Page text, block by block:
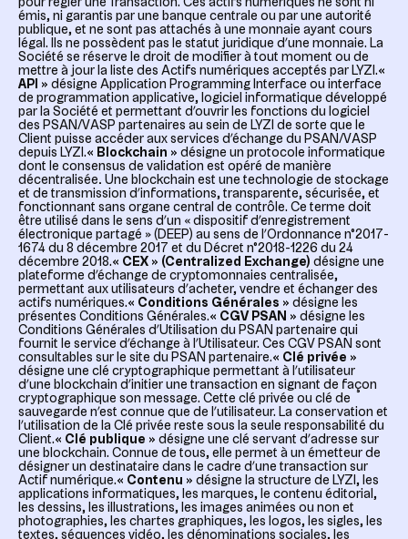
pour régler une Transaction. Ces actifs numériques ne sont ni
émis, ni garantis par une banque centrale ou par une autorité
publique, et ne sont pas attachés à une monnaie ayant cours
légal. Ils ne possèdent pas le statut juridique d’une monnaie. La
Société se réserve le droit de modifier à tout moment ou de
mettre à jour la liste des Actifs numériques acceptés par LYZI.«
API » désigne Application Programming Interface ou interface
de programmation applicative, logiciel informatique développé
par la Société et permettant d’ouvrir les fonctions du logiciel
des PSAN/VASP partenaires au sein de LYZI de sorte que le
Client puisse accéder aux services d’échange du PSAN/VASP
depuis LYZI.« Blockchain » désigne un protocole informatique
dont le consensus de validation est opéré de manière
décentralisée. Une blockchain est une technologie de stockage
et de transmission d’informations, transparente, sécurisée, et
fonctionnant sans organe central de contrôle. Ce terme doit
être utilisé dans le sens d’un « dispositif d’enregistrement
électronique partagé » (DEEP) au sens de l’Ordonnance n°2017-
1674 du 8 décembre 2017 et du Décret n°2018-1226 du 24
décembre 2018.« CEX » (Centralized Exchange) désigne une
plateforme d’échange de cryptomonnaies centralisée,
permettant aux utilisateurs d’acheter, vendre et échanger des
actifs numériques.« Conditions Générales » désigne les
présentes Conditions Générales.« CGV PSAN » désigne les
Conditions Générales d’Utilisation du PSAN partenaire qui
fournit le service d’échange à l’Utilisateur. Ces CGV PSAN sont
consultables sur le site du PSAN partenaire.« Clé privée »
désigne une clé cryptographique permettant à l’utilisateur
d’une blockchain d’initier une transaction en signant de façon
cryptographique son message. Cette clé privée ou clé de
sauvegarde n’est connue que de l’utilisateur. La conservation et
l’utilisation de la Clé privée reste sous la seule responsabilité du
Client.« Clé publique » désigne une clé servant d’adresse sur
une blockchain. Connue de tous, elle permet à un émetteur de
désigner un destinataire dans le cadre d’une transaction sur
Actif numérique.« Contenu » désigne la structure de LYZI, les
applications informatiques, les marques, le contenu éditorial,
les dessins, les illustrations, les images animées ou non et
photographies, les chartes graphiques, les logos, les sigles, les
textes, séquences vidéo, les dénominations sociales, les